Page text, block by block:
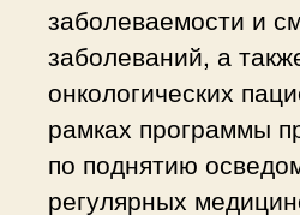
заболеваемости и
заболеваний, а
онкологических
рамках программы
по поднятию
регулярных